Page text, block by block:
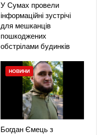
У Сумах провели
інформаційні зустрічі
для мешканців
пошкоджених
обстрілами будинків
НОВИНИ
Богдан Ємець з